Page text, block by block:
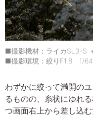
■撮影機材：ライカSL3-S
■撮影環境：絞りF1.8 1/
わずかに絞って満開の
るものの、糸状にゆれ
つ画面右上から差し込